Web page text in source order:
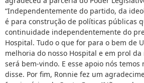
“Independentemente do partido, da
é para construção de políticas públicas
continuidade independentemente do
Hospital. Tudo o que for para o bem de
melhoria do nosso Hospital e em prol
será bem-vindo. E esse apoio nós temos
disse. Por fim, Ronnie fez um